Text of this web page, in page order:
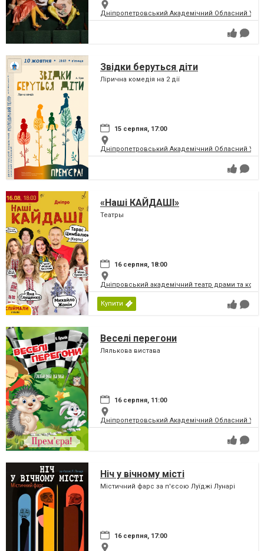
Дніпропетровський Академічний Обласний
Звідки беруться діти
Лірична комедія на 2 дії
15 серпня, 17:00
Дніпропетровський Академічний Обласний
«Наші КАЙДАШІ»
Театры
16 серпня, 18:00
Дніпровський академічний театр драми та
Купити
Веселі перегони
Лялькова вистава
16 серпня, 11:00
Дніпропетровський Академічний Обласний
Ніч у вічному місті
Містичний фарс за п'єсою Луїджі Лунарі
16 серпня, 17:00